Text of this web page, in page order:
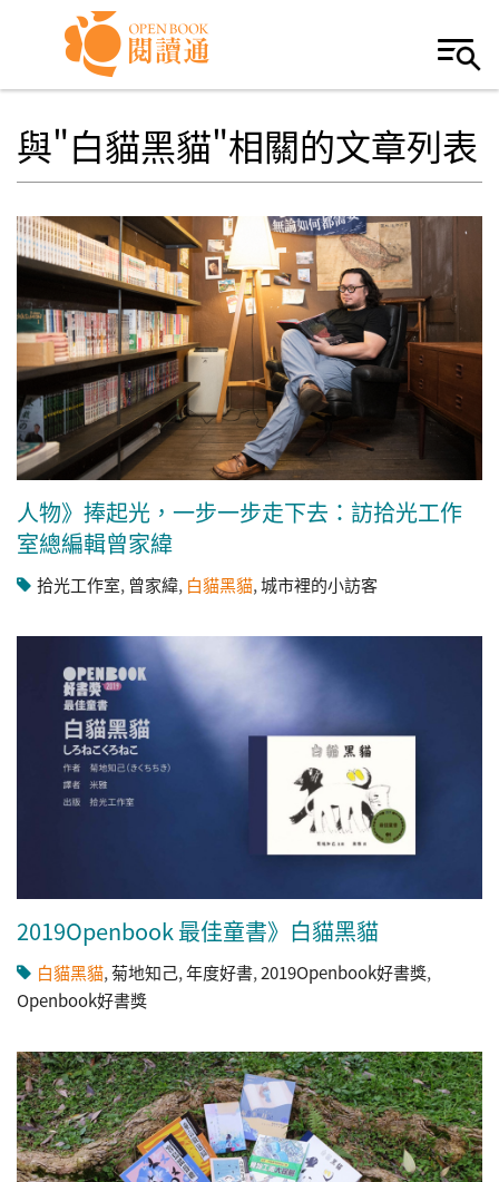
Skip to navigation
移至主內容
與"白貓黑貓"相關的文章列表
人物》捧起光，一步一步走下去：訪拾光工作
室總編輯曾家緯
拾光工作室, 曾家緯, 白貓黑貓,城市裡的小訪客
2019Openbook 最佳童書》白貓黑貓
白貓黑貓,菊地知己,年度好書,2019Openbook好書獎,
Openbook好書獎